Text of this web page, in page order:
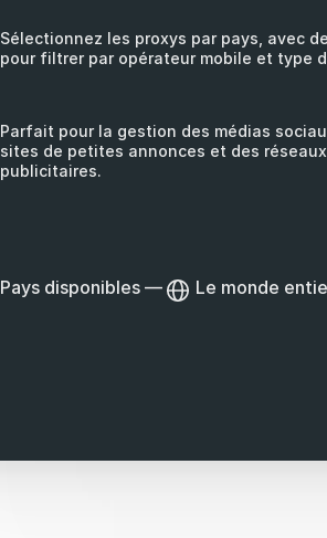
Sélectionnez les proxys par pays, avec
pour filtrer par opérateur mobile et type
Parfait pour la gestion des médias
sites de petites annonces et des réseaux
publicitaires.
Pays disponibles — Le monde